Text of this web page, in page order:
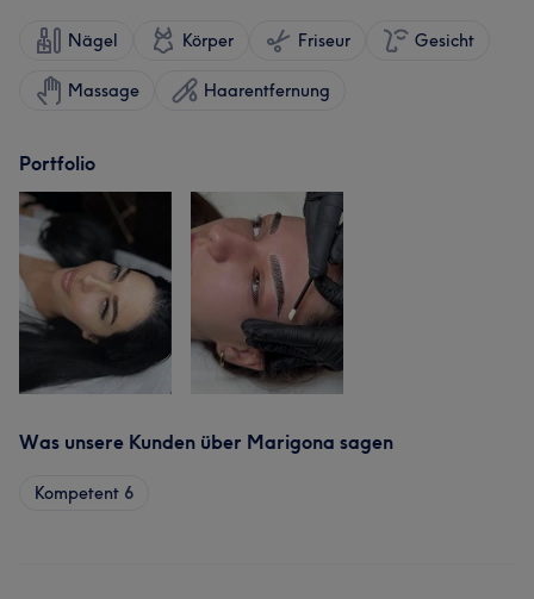
Nägel Körper Friseur Gesicht
Massage Haarentfernung
Portfolio
Was unsere Kunden über Marigona sagen
Kompetent 6